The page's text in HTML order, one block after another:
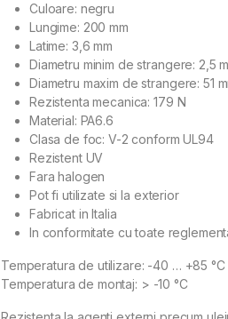
Culoare: negru
Lungime: 200 mm
Latime: 3,6 mm
Diametru minim de strangere: 2,5
Diametru maxim de strangere: 51
Rezistenta mecanica: 179 N
Material: PA6.6
Clasa de foc: V-2 conform UL94
Rezistent UV
Fara halogen
Pot fi utilizate si la exterior
Fabricat in Italia
In conformitate cu toate
Temperatura de utilizare: -40 … +85 °C
Temperatura de montaj: > -10 °C